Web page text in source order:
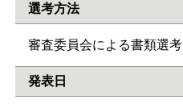
選考方法
審査委員会による書類選考
発表日